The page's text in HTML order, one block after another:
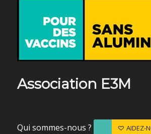
Association E3M
Qui sommes-nous ? AIDEZ-